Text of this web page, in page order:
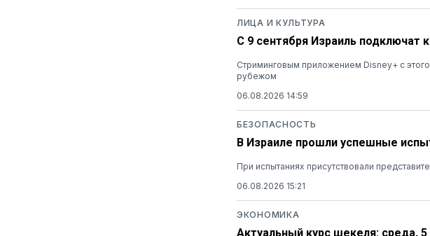
ЛИЦА И КУЛЬТУРА
С 9 сентября Израиль подключат
Стриминговым приложением Disney+ с
рубежом
06.08.2026 14:59
БЕЗОПАСНОСТЬ
В Израиле прошли успешные
При испытаниях присутствовали
06.08.2026 15:21
ЭКОНОМИКА
Актуальный курс шекеля: среда, 5